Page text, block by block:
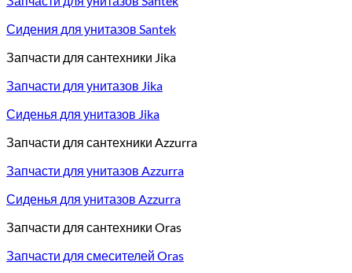
Сидения для унитазов Santek
Запчасти для сантехники Jika
Запчасти для унитазов Jika
Сиденья для унитазов Jika
Запчасти для сантехники Azzurra
Запчасти для унитазов Azzurra
Сиденья для унитазов Azzurra
Запчасти для сантехники Oras
Запчасти для смесителей Oras